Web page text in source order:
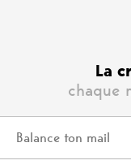
La
chaque